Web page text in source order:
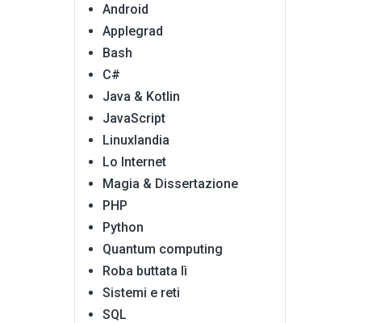
Android
Applegrad
Bash
C#
Java & Kotlin
JavaScript
Linuxlandia
Lo Internet
Magia & Dissertazione
PHP
Python
Quantum computing
Roba buttata lì
Sistemi e reti
SQL